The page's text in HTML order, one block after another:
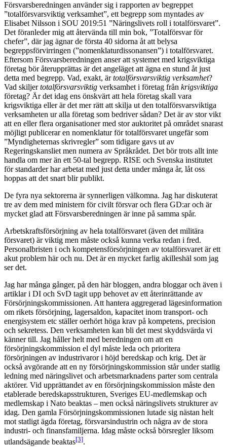
Försvarsberedningen använder sig i rapporten av begreppet
”totalförsvarsviktig verksamhet”, ett begrepp som myntades av
Elisabet Nilsson i SOU 2019:51 ”Näringslivets roll i totalförsvaret”.
Det föranleder mig att återvända till min bok, ”Totalförsvar för
chefer”, där jag ägnar de första 40 sidorna åt att belysa
begreppsförvirringen (”nomenklaturdissonansen”) i totalförsvaret.
Eftersom Försvarsberedningen anser att systemet med krigsviktiga
företag bör återupprättas är det angeläget att ägna en stund åt just
detta med begrepp. Vad, exakt, ärtotalförsvarsviktig verksamhet?
Vad skiljertotalförsvarsviktig verksamhet i företag från krigsviktiga
företag? Är det idag ens önskvärt att hela företag skall vara
krigsviktiga eller är det mer rätt att skilja ut den totalförsvarsviktiga
verksamheten ur alla företag som bedriver sådan? Det är av stor vikt
att en eller flera organisationer med stor auktoritet på området snarast
möjligt publicerar en nomenklatur för totalförsvaret ungefär som
”Myndigheternas skrivregler” som tidigare gavs ut av
Regeringskansliet men numera av Språkrådet. Det bör trots allt inte
handla om mer än ett 50-tal begrepp. RISE och Svenska institutet
för standarder har arbetat med just detta under många år, låt oss
hoppas att det snart blir publikt.
De fyra nya sektorerna är synnerligen välkomna. Jag har diskuterat
tre av dem med ministern för civilt försvar och flera GD:ar och är
mycket glad att Försvarsberedningen är inne på samma spår.
Arbetskraftsförsörjning av hela totalförsvaret (även det militära
försvaret) är viktig men måste också kunna verka redan i fred.
Personalbristen i och kompetensförsörjningen av totalförsvaret är ett
akut problem här och nu. Det är en mycket farlig akilleshäl som jag
ser det.
Jag har många gånger, på den här bloggen, andra bloggar och även i
artiklar i DI och SvD tagit upp behovet av ett återinrättande av
Försörjningskommissionen. Att hantera aggregerad lägesinformation
om rikets försörjning, lagersaldon, kapacitet inom transport- och
energisystem etc ställer oerhört höga krav på kompetens, precision
och sekretess. Den verksamheten kan bli det mest skyddsvärda vi
känner till. Jag håller helt med beredningen om att en
försörjningskommission el dyl måste leda och prioritera
försörjningen av industrivaror i höjd beredskap och krig. Det är
också avgörande att en ny försörjningskommission står under statlig
ledning med näringslivet och arbetsmarknadens parter som centrala
aktörer. Vid upprättandet av en försörjningskommission måste den
etablerade beredskapsstrukturen, Sveriges EU-medlemskap och
medlemskap i Nato beaktas – men också näringslivets strukturer av
idag. Den gamla Försörjningskommissionen lutade sig nästan helt
mot statligt ägda företag, försvarsindustrin och några av de stora
industri- och finansfamiljerna. Idag måste också börsregler liksom
utlandsägande beaktas[3].